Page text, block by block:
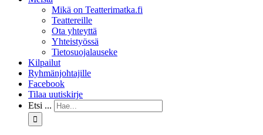
Mikä on Teatterimatka.fi
Teattereille
Ota yhteyttä
Yhteistyössä
Tietosuojalauseke
Kilpailut
Ryhmänjohtajille
Facebook
Tilaa uutiskirje
Etsi ...